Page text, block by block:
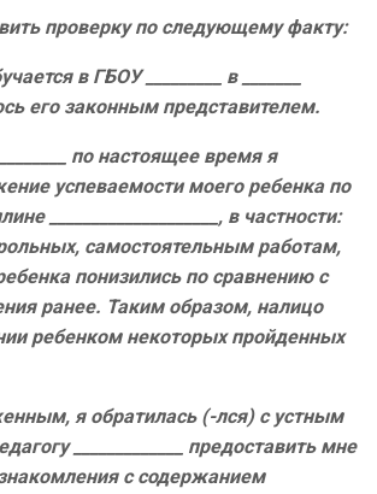
проверку по следующему факту:
в ГБОУ _________ в _______
его законным представителем.
по настоящее время я
успеваемости моего ребенка по
____________________, в частности:
самостоятельным работам,
понизились по сравнению с
ранее. Таким образом, налицо
ребенком некоторых пройденных
я обратилась (-лся) с устным
_____________ предоставить мне
с содержанием